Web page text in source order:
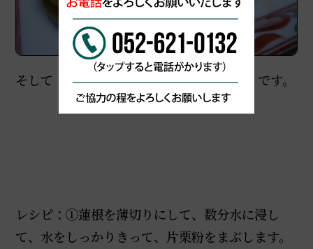
そして 『和風 シャキシャキ蓮根バーグ』です。
レシピ：①蓮根を薄切りにして、数分水に浸し
て、水をしっかりきって、片栗粉をまぶします。